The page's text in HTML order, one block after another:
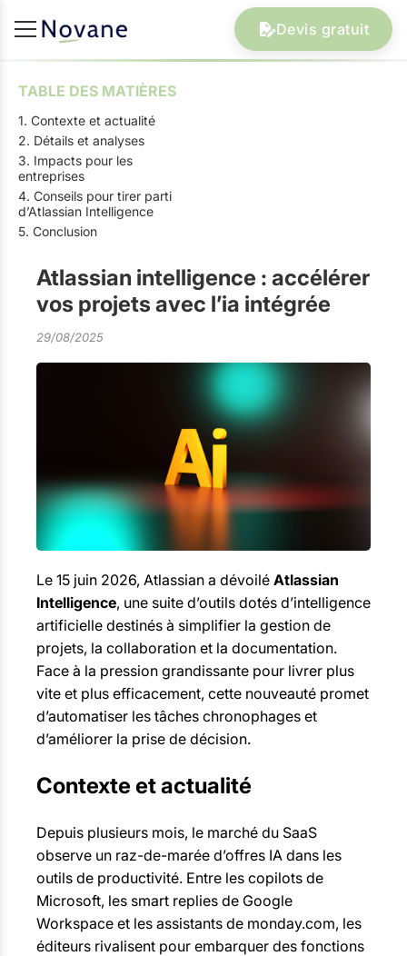
Devis gratuit
TABLE DES MATIÈRES
1. Contexte et actualité
2. Détails et analyses
3. Impacts pour les
entreprises
4. Conseils pour tirer parti
d’Atlassian Intelligence
5. Conclusion
Atlassian intelligence : accélérer
vos projets avec l’ia intégrée
29/08/2025
Le 15 juin 2026, Atlassian a dévoilé Atlassian
Intelligence, une suite d’outils dotés d’intelligence
artificielle destinés à simplifier la gestion de
projets, la collaboration et la documentation.
Face à la pression grandissante pour livrer plus
vite et plus efficacement, cette nouveauté promet
d’automatiser les tâches chronophages et
d’améliorer la prise de décision.
Contexte et actualité
Depuis plusieurs mois, le marché du SaaS
observe un raz-de-marée d’offres IA dans les
outils de productivité. Entre les copilots de
Microsoft, les smart replies de Google
Workspace et les assistants de monday.com, les
éditeurs rivalisent pour embarquer des fonctions